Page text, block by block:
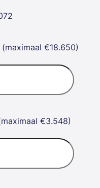
72
€18.650)
€3.548)